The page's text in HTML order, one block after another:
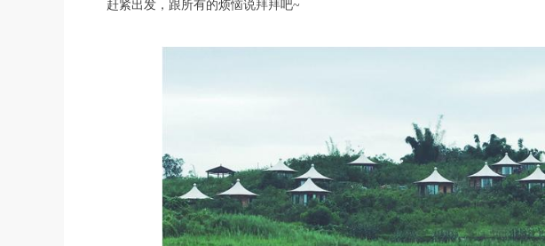
赶紧出发，跟所有的烦恼说拜拜吧~